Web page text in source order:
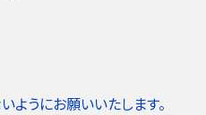
うにお願いいたします。